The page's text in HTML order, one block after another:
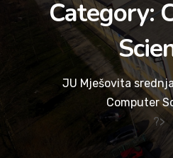
Category:
JU Mješovita
Computer
?>